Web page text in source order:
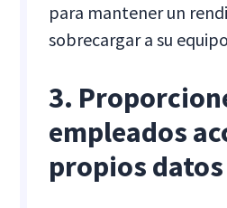
para mantener un
sobrecargar a su
3.
empleados
propios datos